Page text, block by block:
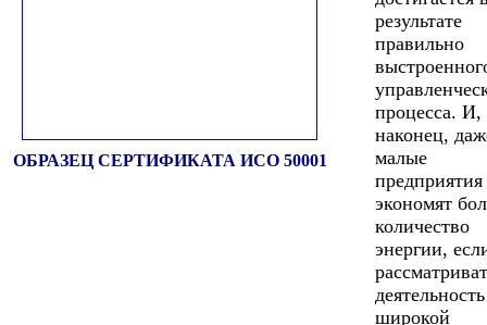
ОБРАЗЕЦ СЕРТИФИКАТА ИСО 50001
результате
правильно
процесса. И,
наконец,
малые
предприятия
экономят
количество
энергии,
широкой